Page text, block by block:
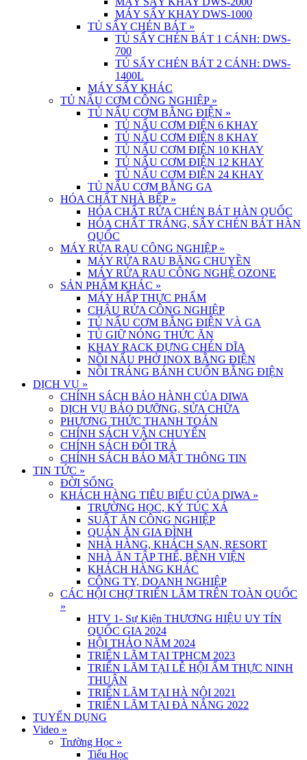
MÁY SẤY KHAY DWS-1000
TỦ SẤY CHÉN BÁT »
TỦ SẤY CHÉN BÁT 1 CÁNH: DWS-
700
TỦ SẤY CHÉN BÁT 2 CÁNH: DWS-
1400L
MÁY SẤY KHÁC
TỦ NẤU CƠM CÔNG NGHIỆP »
TỦ NẤU CƠM BẰNG ĐIỆN »
TỦ NẤU CƠM ĐIỆN 6 KHAY
TỦ NẤU CƠM ĐIỆN 8 KHAY
TỦ NẤU CƠM ĐIỆN 10 KHAY
TỦ NẤU CƠM ĐIỆN 12 KHAY
TỦ NẤU CƠM ĐIỆN 24 KHAY
TỦ NẤU CƠM BẰNG GA
HÓA CHẤT NHÀ BẾP »
HÓA CHẤT RỬA CHÉN BÁT HÀN QUỐC
HÓA CHẤT TRÁNG, SẤY CHÉN BÁT HÀN
QUỐC
MÁY RỬA RAU CÔNG NGHIỆP »
MÁY RỬA RAU BĂNG CHUYỀN
MÁY RỬA RAU CÔNG NGHỆ OZONE
SẢN PHẨM KHÁC »
MÁY HẤP THỰC PHẨM
CHẬU RỬA CÔNG NGHIỆP
TỦ NẤU CƠM BẰNG ĐIỆN VÀ GA
TỦ GIỮ NÓNG THỨC ĂN
KHAY RACK ĐỰNG CHÉN DĨA
NỒI NẤU PHỞ INOX BẰNG ĐIỆN
NỒI TRÁNG BÁNH CUỐN BẰNG ĐIỆN
DỊCH VỤ »
CHÍNH SÁCH BẢO HÀNH CỦA DIWA
DỊCH VỤ BẢO DƯỠNG, SỬA CHỮA
PHƯƠNG THỨC THANH TOÁN
CHÍNH SÁCH VẬN CHUYỂN
CHÍNH SÁCH ĐỔI TRẢ
CHÍNH SÁCH BẢO MẬT THÔNG TIN
TIN TỨC »
ĐỜI SỐNG
KHÁCH HÀNG TIÊU BIỂU CỦA DIWA »
TRƯỜNG HỌC, KÝ TÚC XÁ
SUẤT ĂN CÔNG NGHIỆP
QUÁN ĂN GIA ĐÌNH
NHÀ HÀNG, KHÁCH SẠN, RESORT
NHÀ ĂN TẬP THỂ, BỆNH VIỆN
KHÁCH HÀNG KHÁC
CÔNG TY, DOANH NGHIỆP
CÁC HỘI CHỢ TRIỂN LÃM TRÊN TOÀN QUỐC
»
HTV 1- Sự Kiện THƯƠNG HIỆU UY TÍN
QUỐC GIA 2024
HỘI THẢO NĂM 2024
TRIỂN LÃM TẠI TPHCM 2023
TRIỂN LÃM TẠI LỄ HỘI ẨM THỰC NINH
THUẬN
TRIỂN LÃM TẠI HÀ NỘI 2021
TRIỂN LÃM TẠI ĐÀ NẴNG 2022
TUYỂN DỤNG
Video »
Trường Học »
Tiểu Học